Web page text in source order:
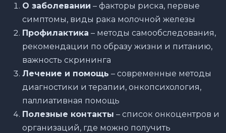
О заболевании – факторы риска, первые
симптомы, виды рака молочной железы
Профилактика – методы самообследования,
рекомендации по образу жизни и питанию,
важность скрининга
Лечение и помощь – современные методы
диагностики и терапии, онкопсихология,
паллиативная помощь
Полезные контакты – список онкоцентров и
организаций, где можно получить